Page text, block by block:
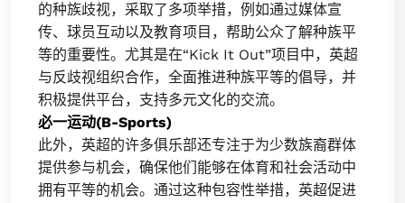
的种族歧视，采取了多项举措，例如通过媒体宣
传、球员互动以及教育项目，帮助公众了解种族平
等的重要性。尤其是在“Kick It Out”项目中，英超
与反歧视组织合作，全面推进种族平等的倡导，并
积极提供平台，支持多元文化的交流。
必一运动(B-Sports)
此外，英超的许多俱乐部还专注于为少数族裔群体
提供参与机会，确保他们能够在体育和社会活动中
拥有平等的机会。通过这种包容性举措，英超促进